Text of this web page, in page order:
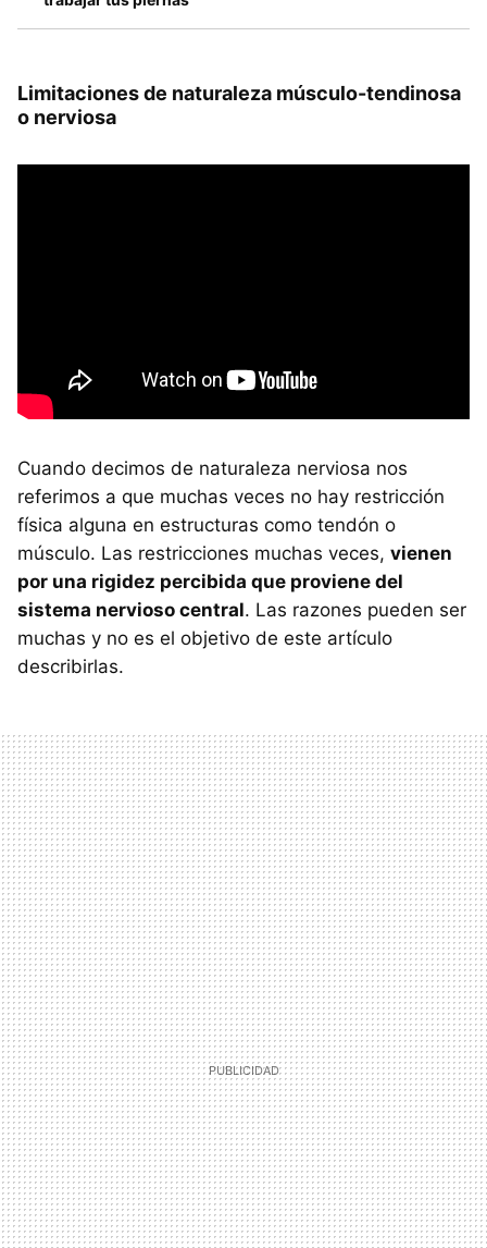
Limitaciones de naturaleza músculo-tendinosa
o nerviosa
Cuando decimos de naturaleza nerviosa nos
referimos a que muchas veces no hay restricción
física alguna en estructuras como tendón o
músculo. Las restricciones muchas veces, vienen
por una rigidez percibida que proviene del
sistema nervioso central. Las razones pueden ser
muchas y no es el objetivo de este artículo
describirlas.